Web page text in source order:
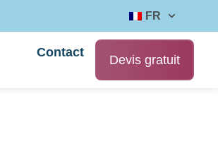
FR
Contact
Devis gratuit